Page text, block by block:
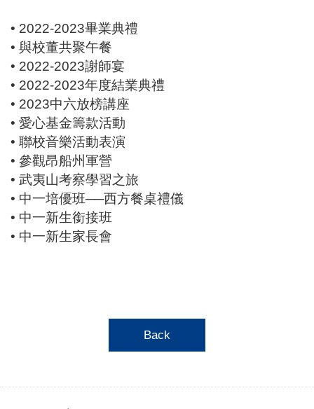
• 2022-2023畢業典禮
• 與校董共聚午餐
• 2022-2023謝師宴
• 2022-2023年度結業典禮
• 2023中六放榜講座
• 愛心基金籌款活動
• 聯校音樂活動表演
• 參觀昂船州軍營
• 武夷山考察學習之旅
• 中一培優班──西方餐桌禮儀
• 中一新生銜接班
• 中一新生家長會
Back